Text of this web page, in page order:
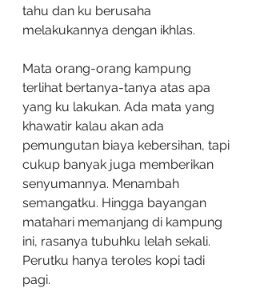
tahu dan ku berusaha
melakukannya dengan ikhlas.
Mata orang-orang kampung
terlihat bertanya-tanya atas apa
yang ku lakukan. Ada mata yang
khawatir kalau akan ada
pemungutan biaya kebersihan, tapi
cukup banyak juga memberikan
senyumannya. Menambah
semangatku. Hingga bayangan
matahari memanjang di kampung
ini, rasanya tubuhku lelah sekali.
Perutku hanya teroles kopi tadi
pagi.